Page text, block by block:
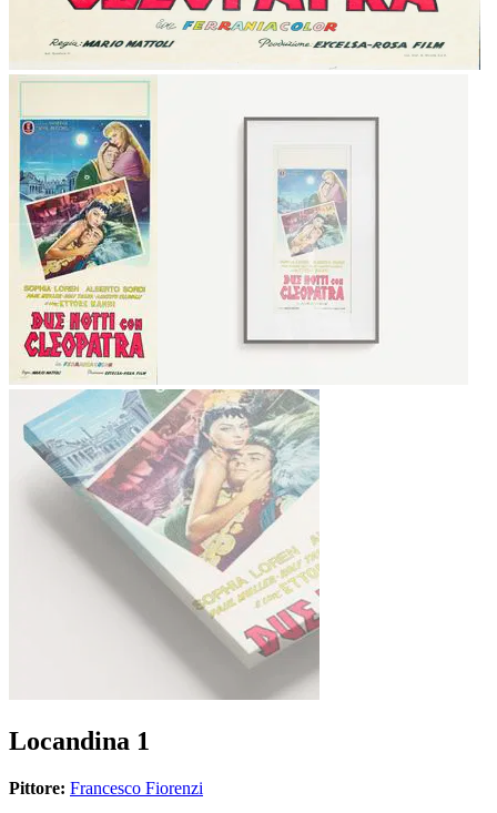
Locandina 1
Pittore: Francesco Fiorenzi